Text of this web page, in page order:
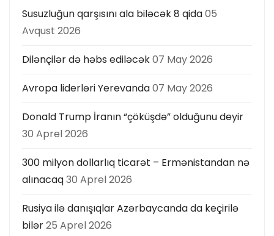
Susuzluğun qarşısını ala biləcək 8 qida05
Avqust 2026
Dilənçilər də həbs ediləcək07 May 2026
Avropa liderləri Yerevanda07 May 2026
Donald Trump İranın “çöküşdə” olduğunu deyir
30 Aprel 2026
300 milyon dollarlıq ticarət – Ermənistandan nə
alınacaq30 Aprel 2026
Rusiya ilə danışıqlar Azərbaycanda da keçirilə
bilər25 Aprel 2026